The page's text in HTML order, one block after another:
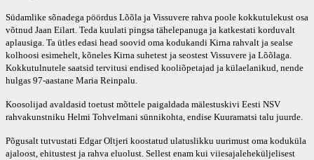
Südamlike sõnadega pöördus Lõõla ja Vissuvere rahva poole kokkutulekust osa
võtnud Jaan Eilart. Teda kuulati pingsa tähelepanuga ja katkestati korduvalt
aplausiga. Ta ütles edasi head soovid oma kodukandi Kirna rahvalt ja sealse
kolhoosi esimehelt, kõneles Kirna suhetest ja seostest Vissuvere ja Lõõlaga.
Kokkutulnutele saatsid tervitusi endised kooliõpetajad ja külaelanikud, nende
hulgas 97-aastane Maria Reinpalu.
Koosolijad avaldasid toetust mõttele paigaldada mälestuskivi Eesti NSV
rahvakunstniku Helmi Tohvelmani sünnikohta, endise Kuuramatsi talu juurde.
Põgusalt tutvustati Edgar Oltjeri koostatud ulatuslikku uurimust oma koduküla
ajaloost, ehitustest ja rahva eluolust. Sellest enam kui viiesajaleheküljelisest